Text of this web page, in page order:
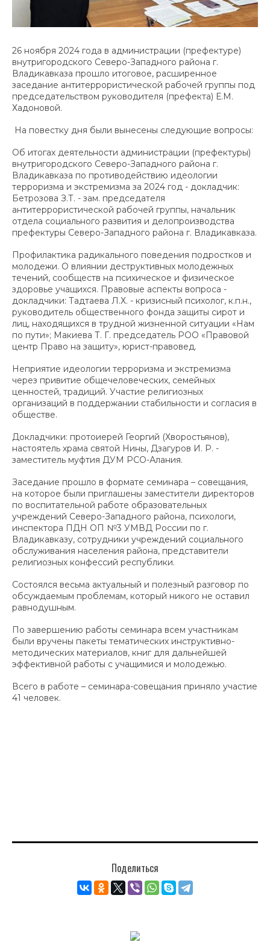
26 ноября 2024 года в администрации (префектуре)
внутригородского Северо-Западного района г.
Владикавказа прошло итоговое, расширенное
заседание антитеррористической рабочей группы под
председательством руководителя (префекта) Е.М.
Хадоновой.
На повестку дня были вынесены следующие вопросы:
Об итогах деятельности администрации (префектуры)
внутригородского Северо-Западного района г.
Владикавказа по противодействию идеологии
терроризма и экстремизма за 2024 год - докладчик:
Бетрозова З.Т. - зам. председателя
антитеррористической рабочей группы, начальник
отдела социального развития и делопроизводства
префектуры Северо-Западного района г. Владикавказа.
Профилактика радикального поведения подростков и
молодежи. О влиянии деструктивных молодежных
течений, сообществ на психическое и физическое
здоровье учащихся. Правовые аспекты вопроса -
докладчики: Тадтаева Л.Х. - кризисный психолог, к.п.н.,
руководитель общественного фонда защиты сирот и
лиц, находящихся в трудной жизненной ситуации «Нам
по пути»; Макиева Т. Г. председатель РОО «Правовой
центр Право на защиту», юрист-правовед.
Неприятие идеологии терроризма и экстремизма
через привитие общечеловеческих, семейных
ценностей, традиций. Участие религиозных
организаций в поддержании стабильности и согласия в
обществе.
Докладчики: протоиерей Георгий (Хворостьянов),
настоятель храма святой Нины, Дзагуров И. Р. -
заместитель муфтия ДУМ РСО-Алания.
Заседание прошло в формате семинара – совещания,
на которое были приглашены заместители директоров
по воспитательной работе образовательных
учреждений Северо-Западного района, психологи,
инспектора ПДН ОП №3 УМВД России по г.
Владикавказу, сотрудники учреждений социального
обслуживания населения района, представители
религиозных конфессий республики.
Состоялся весьма актуальный и полезный разговор по
обсуждаемым проблемам, который никого не оставил
равнодушным.
По завершению работы семинара всем участникам
были вручены пакеты тематических инструктивно-
методических материалов, книг для дальнейшей
эффективной работы с учащимися и молодежью.
Всего в работе – семинара-совещания приняло участие
41 человек.
Поделиться